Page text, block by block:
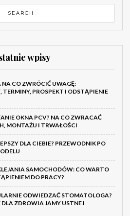
wpisy
CO ZWRÓCIĆ UWAGĘ:
PROSPEKT I ODSTĄPIENIE
OKNA PCV? NA CO ZWRACAĆ
MONTAŻU I TRWAŁOŚCI
DLA CIEBIE? PRZEWODNIK PO
SAMOCHODÓW: CO WARTO
DO PRACY?
ODWIEDZAĆ STOMATOLOGA?
ZDROWIA JAMY USTNEJ